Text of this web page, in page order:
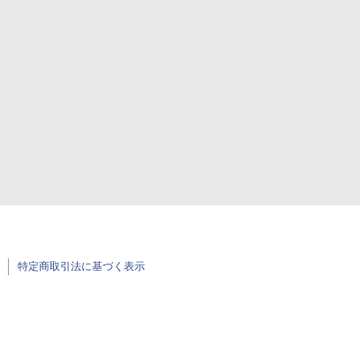
特定商取引法に基づく表示